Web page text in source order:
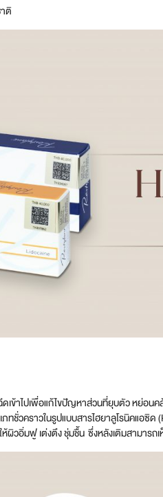
ติ
เข้าไปเพื่อแก้ไขปัญหาส่วนที่ยุบตัว หย่อน
ชั่วคราวในรูปแบบสารไฮยาลูโรนิคแอซิด
ผิวอิ่มฟู เต่งตึง ชุ่มชื้น ซึ่งหลังเติมสามาร